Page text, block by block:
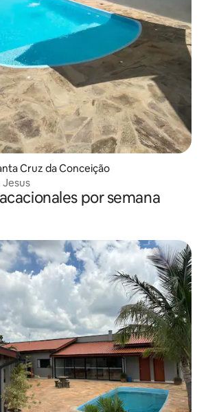
Cruz da Conceição
Jesus
por semana